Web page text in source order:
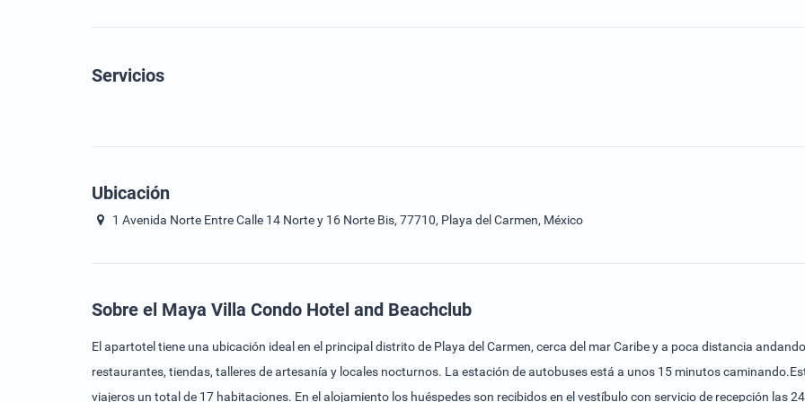
Servicios
Ubicación
1 Avenida Norte Entre Calle 14 Norte y 16 Norte Bis, 77710, Playa del Carmen, México
Sobre el Maya Villa Condo Hotel and Beachclub
El apartotel tiene una ubicación ideal en el principal distrito de Playa del Carmen, cerca del mar Caribe y a poca distancia
restaurantes, tiendas, talleres de artesanía y locales nocturnos. La estación de autobuses está a unos 15 minutos
viajeros un total de 17 habitaciones. En el alojamiento los huéspedes son recibidos en el vestíbulo con servicio de recepción las